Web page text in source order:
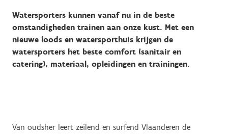
Watersporters kunnen vanaf nu in de beste
omstandigheden trainen aan onze kust. Met een
nieuwe loods en watersporthuis krijgen de
watersporters het beste comfort (sanitair en
catering), materiaal, opleidingen en trainingen.
Van oudsher leert zeilend en surfend Vlaanderen de